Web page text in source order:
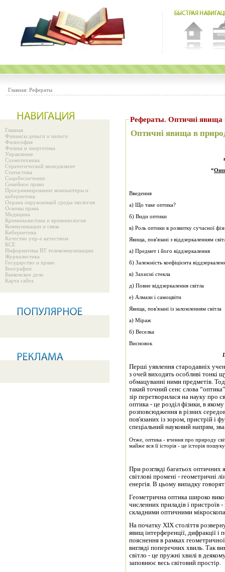
Главная: Рефераты
Главная
Финансы деньги и налоги
Философия
Физика и энергетика
Управление
Схемотехника
Стратегический менеджмент
Статистика
Соцобеспечение
Семейное право
Программирование компьютеры и
кибернетика
Охрана окружающей среды экология
Основы права
Медицина
Криминалистика и криминология
Коммуникации и связь
Кибернетика
Качество упр-е качеством
КСЕ
Информатика ВТ телекоммуникации
Журналистика
Государство и право
Биографии
Банковское дело
Карта сайта
Рефераты. Оптичні явища
Оптичні явища в
“
Введення
а) Що таке оптика?
б) Види оптики
в) Роль оптики в розвитку сучасної
Явища, пов'язані з віддзеркаленням
а) Предмет і його віддзеркалення
б) Залежність коефіцієнта
в) Захисні стекла
д) Повне віддзеркалення світла
е) Алмази і самоцвіти
Явища, пов'язані із заломленням світла
а) Міраж
б) Веселка
Висновок
Перші уявлення стародавніх
з очей виходять особливі тонкі
обмацуванні ними предметів.
такий точний сенс слова
зір перетворилася на науку про
оптика - це розділ фізики, в
розповсюдження в різних
пов'язаних із зором, пристрій і
спеціальний науковий напрям,
Отже, оптика - вчення про природу
майже вся її історія - це історія
При розгляді багатьох
світлові промені - геометричні
енергія. В цьому випадку
Геометрична оптика широко
численних приладів і пристроїв
складними оптичними
На початку XIX століття
явищ інтерференції, дифракції і
пояснення в рамках
вигляді поперечних хвиль. Так
світло - це пружні хвилі в деякому середовищі (світовому ефірі), яке ніби то
заповнює весь світовий простір.